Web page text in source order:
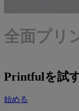
全面プリ
Printfulを試
始める